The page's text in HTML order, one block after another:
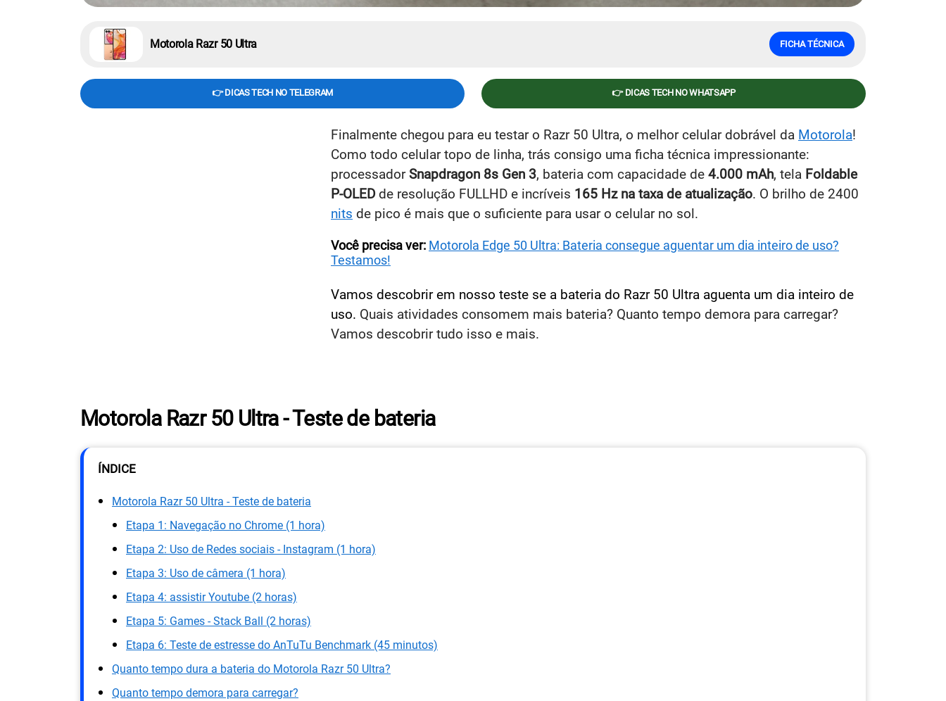
Motorola Razr 50 Ultra FICHA TÉCNICA
👉 DICAS TECH NO TELEGRAM 👉 DICAS TECH NO WHATSAPP
Finalmente chegou para eu testar o Razr 50 Ultra, o melhor celular dobrável da Motorola!
Como todo celular topo de linha, trás consigo uma ficha técnica impressionante:
processadorSnapdragon 8s Gen 3, bateria com capacidade de 4.000 mAh, tela Foldable
P-OLEDde resolução FULLHD e incríveis 165 Hz na taxa de atualização. O brilho de 2400
nits de pico é mais que o suficiente para usar o celular no sol.
Você precisa ver: Motorola Edge 50 Ultra: Bateria consegue aguentar um dia inteiro de uso?
Testamos!
Vamos descobrir em nosso teste se a bateria do Razr 50 Ultra aguenta um dia inteiro de
uso. Quais atividades consomem mais bateria? Quanto tempo demora para carregar?
Vamos descobrir tudo isso e mais.
Motorola Razr 50 Ultra - Teste de bateria
ÍNDICE
Motorola Razr 50 Ultra - Teste de bateria
Etapa 1: Navegação no Chrome (1 hora)
Etapa 2: Uso de Redes sociais - Instagram (1 hora)
Etapa 3: Uso de câmera (1 hora)
Etapa 4: assistir Youtube (2 horas)
Etapa 5: Games - Stack Ball (2 horas)
Etapa 6: Teste de estresse do AnTuTu Benchmark (45 minutos)
Quanto tempo dura a bateria do Motorola Razr 50 Ultra?
Quanto tempo demora para carregar?